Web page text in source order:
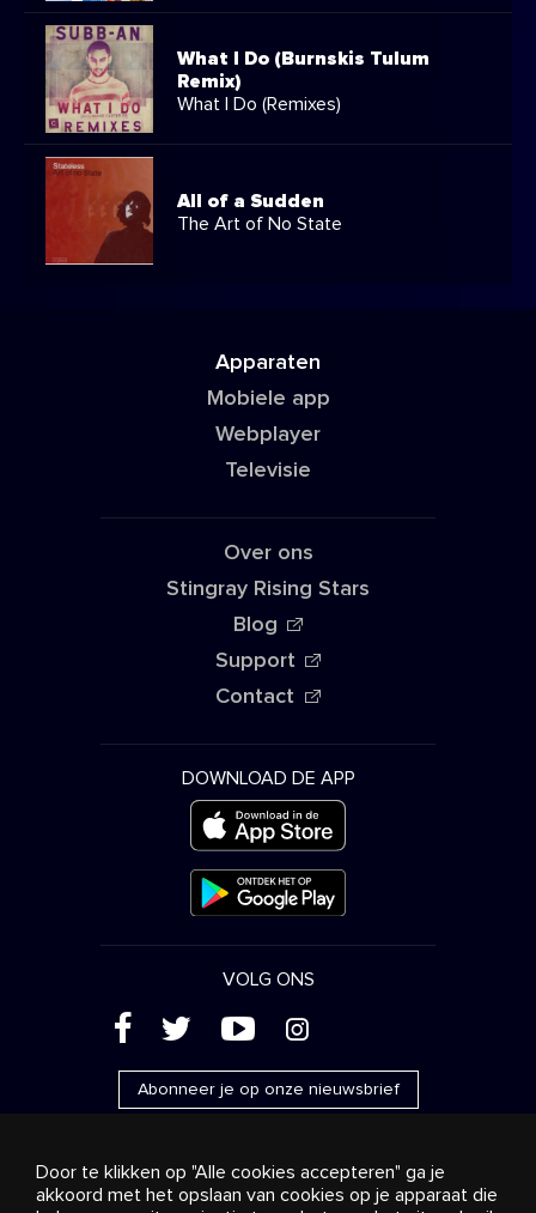
What I Do (Burnskis Tulum
Remix)
What I Do (Remixes)
All of a Sudden
The Art of No State
Apparaten
Mobiele app
Webplayer
Televisie
Over ons
Stingray Rising Stars
Blog
Support
Contact
DOWNLOAD DE APP
VOLG ONS
( ' + &
Abonneer je op onze nieuwsbrief
Door te klikken op "Alle cookies accepteren" ga je
akkoord met het opslaan van cookies op je apparaat die